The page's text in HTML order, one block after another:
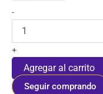
-
+
Agregar al carrito
Seguir comprando